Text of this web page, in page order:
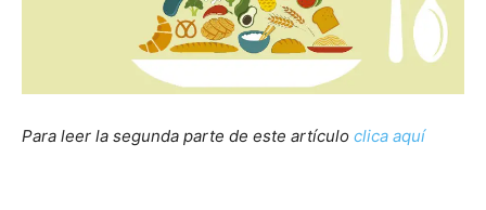
Para leer la segunda parte de este artículo clica aquí